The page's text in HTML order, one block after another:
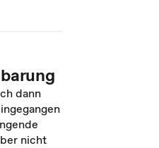
dann
nicht